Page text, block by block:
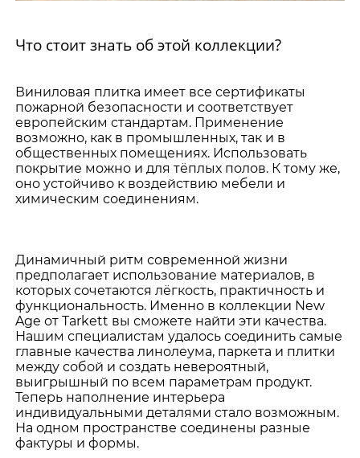
Что стоит знать об этой коллекции?
Виниловая плитка имеет все сертификаты
пожарной безопасности и соответствует
европейским стандартам. Применение
возможно, как в промышленных, так и в
общественных помещениях. Использовать
покрытие можно и для тёплых полов. К тому же,
оно устойчиво к воздействию мебели и
химическим соединениям.
Динамичный ритм современной жизни
предполагает использование материалов, в
которых сочетаются лёгкость, практичность и
функциональность. Именно в коллекции New
Age от Tarkett вы сможете найти эти качества.
Нашим специалистам удалось соединить самые
главные качества линолеума, паркета и плитки
между собой и создать невероятный,
выигрышный по всем параметрам продукт.
Теперь наполнение интерьера
индивидуальными деталями стало возможным.
На одном пространстве соединены разные
фактуры и формы.